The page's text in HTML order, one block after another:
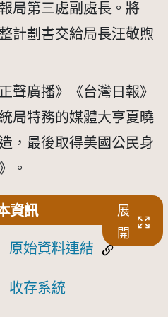
局第三處副處長。將
計劃書交給局長汪敬煦
聲廣播》《台灣日報》
局特務的媒體大亨夏曉
，最後取得美國公民身
。
資訊
展
開
原始資料連結
收存系統